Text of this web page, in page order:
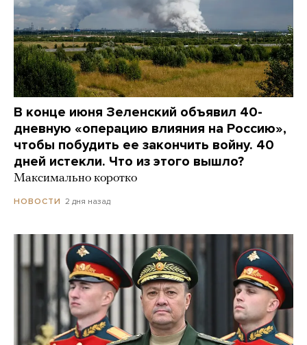
В конце июня Зеленский объявил 40-
дневную «операцию влияния на Россию»,
чтобы побудить ее закончить войну. 40
дней истекли. Что из этого вышло?
Максимально коротко
НОВОСТИ 2 дня назад